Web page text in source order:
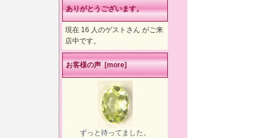
ありがとうございます。
現在 16 人のゲストさん がご来
店中です。
お客様の声 [more]
ずっと待ってました。